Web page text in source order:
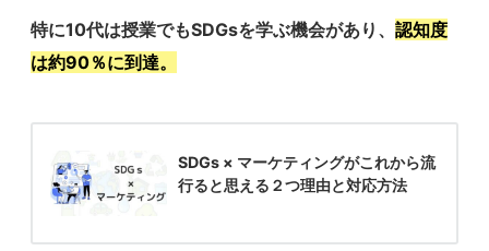
特に10代は授業でもSDGsを学ぶ機会があり、 認知度
は約90％に到達。
SDGs × マーケティングがこれから流
行ると思える２つ理由と対応方法